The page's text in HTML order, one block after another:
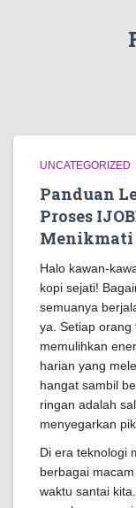
UNCATEGORIZED
Panduan
Proses
Menikmati
Halo kawan-
kopi sejati!
semuanya
ya. Setiap
memulihkan
harian yang
hangat sambil
ringan adalah
menyegarkan
Di era teknologi
berbagai
waktu santai